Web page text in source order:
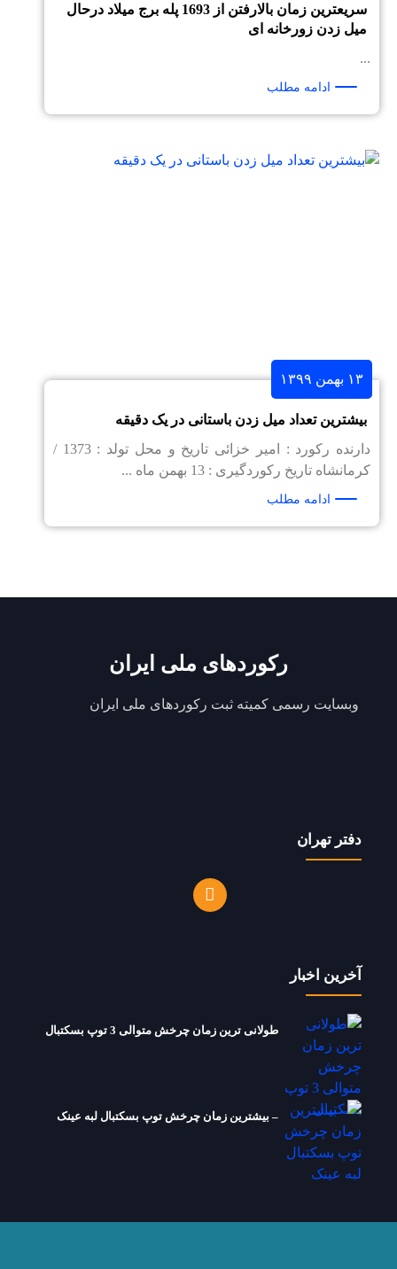
سریعترین زمان بالارفتن از 1693 پله برج میلاد درحال
میل زدن زورخانه ای
...
ادامه مطلب
۱۳ بهمن ۱۳۹۹
بیشترین تعداد میل زدن باستانی در یک دقیقه
دارنده رکورد : امیر خزائی تاریخ و محل تولد : 1373 /
کرمانشاه تاریخ رکوردگیری : 13 بهمن ماه ...
ادامه مطلب
رکوردهای ملی ایران
وبسایت رسمی کمیته ثبت رکوردهای ملی ایران
دفتر تهران
آخرین اخبار
طولانی ترین زمان چرخش متوالی 3 توپ بسکتبال
– بیشترین زمان چرخش توپ بسکتبال لبه عینک